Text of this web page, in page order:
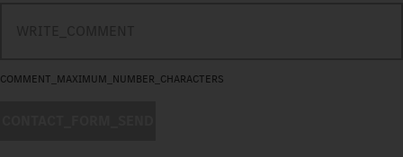
COMMENT_MAXIMUM_NUMBER_CHARACTERS